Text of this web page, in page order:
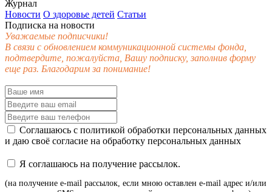
Журнал
Новости О здоровье детей Статьи
Подписка на новости
Уважаемые подписчики!
В связи с обновлением коммуникационной системы фонда,
подтвердите, пожалуйста, Вашу подписку, заполнив форму
еще раз. Благодарим за понимание!
Соглашаюсь с политикой обработки персональных данных
и даю своё согласие на обработку персональных данных
Я соглашаюсь на получение рассылок.
(на получение e-mail рассылок, если мною оставлен e-mail адрес и/или